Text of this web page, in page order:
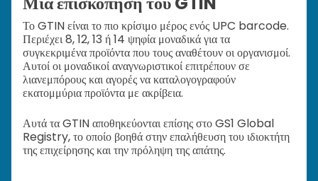
Το GTIN είναι το πιο κρίσιμο μέρος ενός UPC barcode.
Περιέχει 8, 12, 13 ή 14 ψηφία μοναδικά για τα
συγκεκριμένα προϊόντα που τους αναθέτουν οι οργανισμοί.
Αυτοί οι μοναδικοί αναγνωριστικοί επιτρέπουν σε
λιανεμπόρους και αγορές να καταλογογραφούν
εκατομμύρια προϊόντα με ακρίβεια.
Αυτά τα GTIN αποθηκεύονται επίσης στο GS1 Global
Registry, το οποίο βοηθά στην επαλήθευση του ιδιοκτήτη
της επιχείρησης και την πρόληψη της απάτης.